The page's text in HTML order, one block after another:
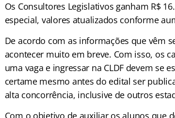
Os Consultores Legislativos ganham R$
especial, valores atualizados conforme
De acordo com as informações que vêm
acontecer muito em breve. Com isso, os
uma vaga e ingressar na CLDF devem se
certame mesmo antes do edital ser
alta concorrência, inclusive de outros
Com o objetivo de auxiliar os alunos que